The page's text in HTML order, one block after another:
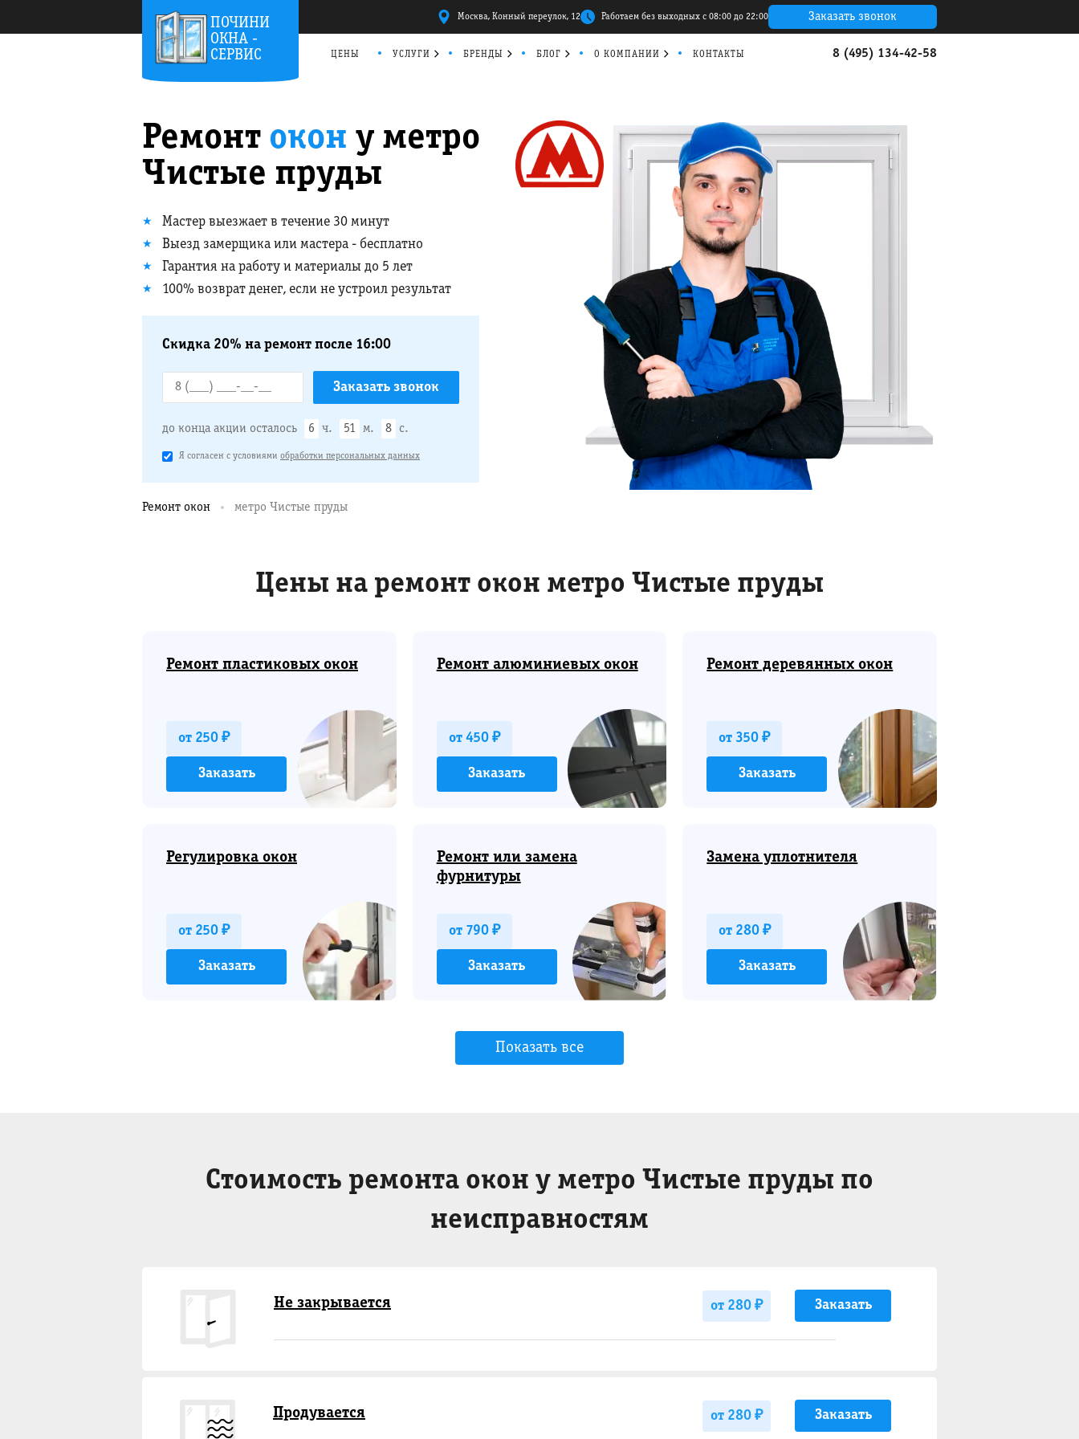
ПОЧИНИ
ОКНА -
СЕРВИС
Москва, Конный переулок, 12 Работаем без выходных с 08:00 до 22:00 Заказать звонок
ЦЕНЫ УСЛУГИ БРЕНДЫ БЛОГ О КОМПАНИИ КОНТАКТЫ 8 (495) 134-42-58
Ремонт окон у метро
Чистые пруды
Мастер выезжает в течение 30 минут
Выезд замерщика или мастера - бесплатно
Гарантия на работу и материалы до 5 лет
100% возврат денег, если не устроил результат
Скидка 20% на ремонт после 16:00
до конца акции осталось 6 ч. 51 м. 7 с.
Я согласен с условиями обработки персональных данных
Ремонт окон метро Чистые пруды
Цены на ремонт окон метро Чистые пруды
Ремонт пластиковых окон
от 250 ₽
Заказать
Ремонт алюминиевых окон
от 450 ₽
Заказать
Ремонт деревянных окон
от 350 ₽
Заказать
Регулировка окон
от 250 ₽
Заказать
Ремонт или замена
фурнитуры
от 790 ₽
Заказать
Замена уплотнителя
от 280 ₽
Заказать
Показать все
Стоимость ремонта окон у метро Чистые пруды по
неисправностям
Не закрывается от 280 ₽ Заказать
Продувается от 280 ₽ Заказать